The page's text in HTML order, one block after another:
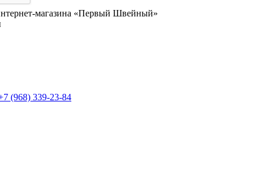
магазина «Первый Швейный»
(968) 339-23-84